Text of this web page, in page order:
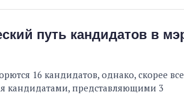
путь кандидатов в
16 кандидатов, однако, скорее
кандидатами, представляющими 3